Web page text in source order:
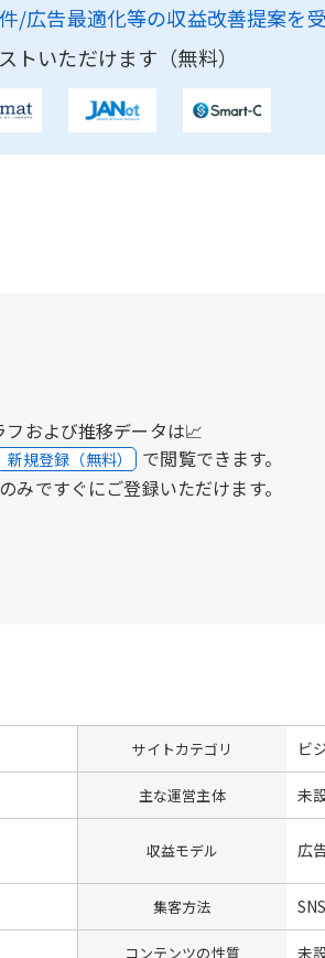
/広告最適化等の収益改善提案を
いただけます（無料）
フおよび推移データは📈
新規登録（無料） で閲覧できます。
みですぐにご登録いただけます。
サイトカテゴリ ビ
主な運営主体 未
収益モデル 広
集客方法 SNS
コンテンツの性質 未